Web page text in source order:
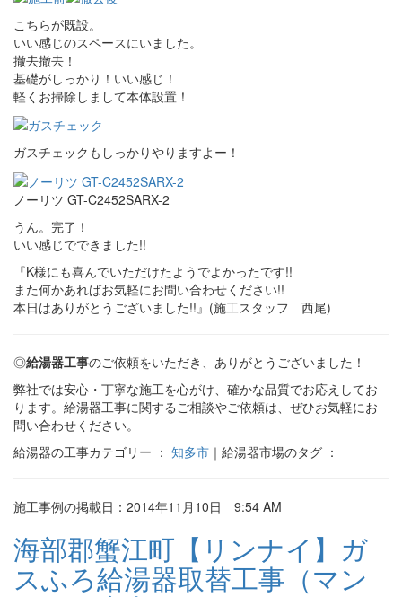
こちらが既設。
いい感じのスペースにいました。
撤去撤去！
基礎がしっかり！いい感じ！
軽くお掃除しまして本体設置！
ガスチェックもしっかりやりますよー！
ノーリツ GT-C2452SARX-2
うん。完了！
いい感じでできました!!
『K様にも喜んでいただけたようでよかったです!!
また何かあればお気軽にお問い合わせください!!
本日はありがとうございました!!』(施工スタッフ 西尾)
◎給湯器工事のご依頼をいただき、ありがとうございました！
弊社では安心・丁寧な施工を心がけ、確かな品質でお応えしてお
ります。給湯器工事に関するご相談やご依頼は、ぜひお気軽にお
問い合わせください。
給湯器の工事カテゴリー ： 知多市 ｜給湯器市場のタグ ：
施工事例の掲載日：2014年11月10日 9:54 AM
海部郡蟹江町【リンナイ】ガ
スふろ給湯器取替工事（マン